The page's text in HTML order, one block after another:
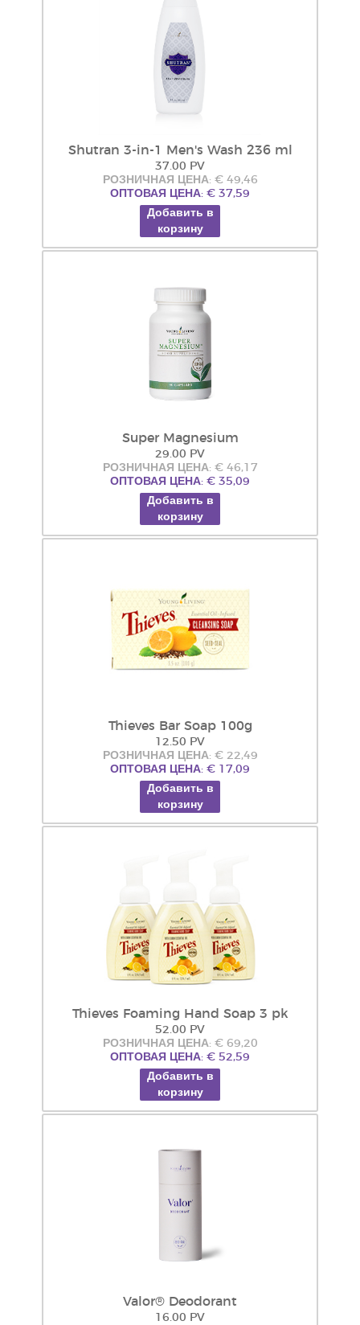
Shutran 3-in-1 Men's Wash 236 ml
37.00 PV
РОЗНИЧНАЯ ЦЕНА: € 49,46
ОПТОВАЯ ЦЕНА: € 37,59
Добавить в
корзину
Super Magnesium
29.00 PV
РОЗНИЧНАЯ ЦЕНА: € 46,17
ОПТОВАЯ ЦЕНА: € 35,09
Добавить в
корзину
Thieves Bar Soap 100g
12.50 PV
РОЗНИЧНАЯ ЦЕНА: € 22,49
ОПТОВАЯ ЦЕНА: € 17,09
Добавить в
корзину
Thieves Foaming Hand Soap 3 pk
52.00 PV
РОЗНИЧНАЯ ЦЕНА: € 69,20
ОПТОВАЯ ЦЕНА: € 52,59
Добавить в
корзину
Valor® Deodorant
16.00 PV